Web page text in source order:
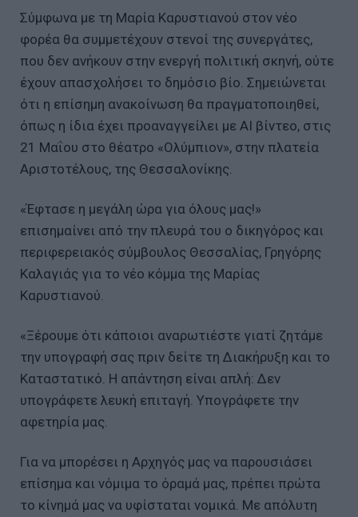
Σύμφωνα με τη Μαρία Καρυστιανού στον νέο
φορέα θα συμμετέχουν στενοί της συνεργάτες,
που δεν ανήκουν στην ενεργή πολιτική σκηνή, ούτε
έχουν απασχολήσει το δημόσιο βίο. Σημειώνεται
ότι η επίσημη ανακοίνωση θα πραγματοποιηθεί,
όπως η ίδια έχει προαναγγείλει με ΑΙ βίντεο, στις
21 Μαΐου στο θέατρο «Ολύμπιον», στην πλατεία
Αριστοτέλους, της Θεσσαλονίκης.
«Έφτασε η μεγάλη ώρα για όλους μας!»
επισημαίνει από την πλευρά του ο δικηγόρος και
περιφερειακός σύμβουλος Θεσσαλίας, Γρηγόρης
Καλαγιάς για το νέο κόμμα της Μαρίας
Καρυστιανού.
«Ξέρουμε ότι κάποιοι αναρωτιέστε γιατί ζητάμε
την υπογραφή σας πριν δείτε τη Διακήρυξη και το
Καταστατικό. Η απάντηση είναι απλή: Δεν
υπογράφετε λευκή επιταγή. Υπογράφετε την
αφετηρία μας.
Για να μπορέσει η Αρχηγός μας να παρουσιάσει
επίσημα και νόμιμα το όραμά μας, πρέπει πρώτα
το κίνημά μας να υφίσταται νομικά. Με απόλυτη